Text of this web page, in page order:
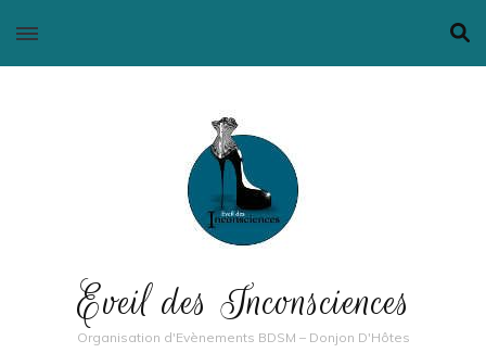
Eveil des Inconsciences
Organisation d'Evènements BDSM – Donjon D'Hôtes